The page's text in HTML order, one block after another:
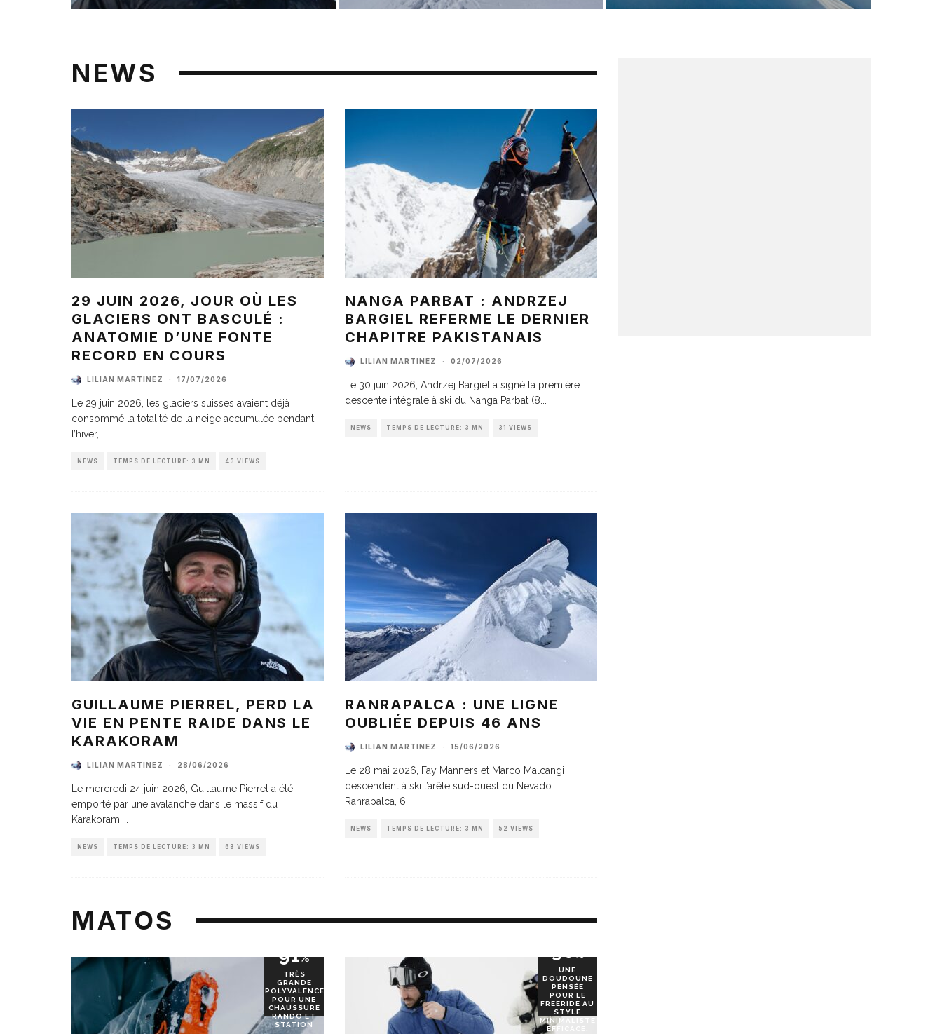
NEWS
29 JUIN 2026, JOUR OÙ LES
GLACIERS ONT BASCULÉ :
ANATOMIE D’UNE FONTE
RECORD EN COURS
LILIAN MARTINEZ · 17/07/2026
Le 29 juin 2026, les glaciers suisses avaient déjà
consommé la totalité de la neige accumulée pendant
l’hiver,
NEWS TEMPS DE LECTURE: 3 MN 43 VIEWS
NANGA PARBAT : ANDRZEJ
BARGIEL REFERME LE DERNIER
CHAPITRE PAKISTANAIS
LILIAN MARTINEZ · 02/07/2026
Le 30 juin 2026, Andrzej Bargiel a signé la première
descente intégrale à ski du Nanga Parbat (8
NEWS TEMPS DE LECTURE: 3 MN 31 VIEWS
GUILLAUME PIERREL, PERD LA
VIE EN PENTE RAIDE DANS LE
KARAKORAM
LILIAN MARTINEZ · 28/06/2026
Le mercredi 24 juin 2026, Guillaume Pierrel a été
emporté par une avalanche dans le massif du
Karakoram,
NEWS TEMPS DE LECTURE: 3 MN 68 VIEWS
RANRAPALCA : UNE LIGNE
OUBLIÉE DEPUIS 46 ANS
LILIAN MARTINEZ · 15/06/2026
Le 28 mai 2026, Fay Manners et Marco Malcangi
descendent à ski l’arête sud-ouest du Nevado
Ranrapalca, 6
NEWS TEMPS DE LECTURE: 3 MN 52 VIEWS
MATOS
91%
TRÈS
GRANDE
POLYVALENCE
POUR UNE
CHAUSSURE
RANDO ET
STATION
90%
UNE
DOUDOUNE
PENSÉE
POUR LE
FREERIDE AU
STYLE
MINIMALISTE
EFFICACE.